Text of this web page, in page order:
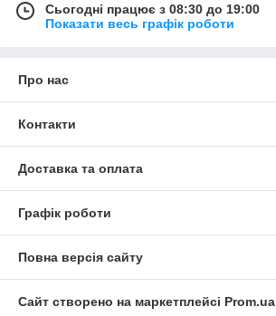
Сьогодні працює з 08:30 до 19:00
Показати весь графік роботи
Про нас
Контакти
Доставка та оплата
Графік роботи
Повна версія сайту
Сайт створено на маркетплейсі Prom.ua